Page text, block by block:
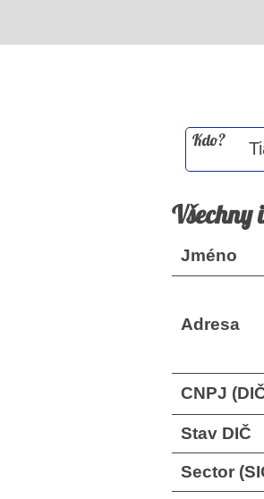
Kdo?
Všechny
Jméno
Adresa
CNPJ
Stav DIČ
Sector